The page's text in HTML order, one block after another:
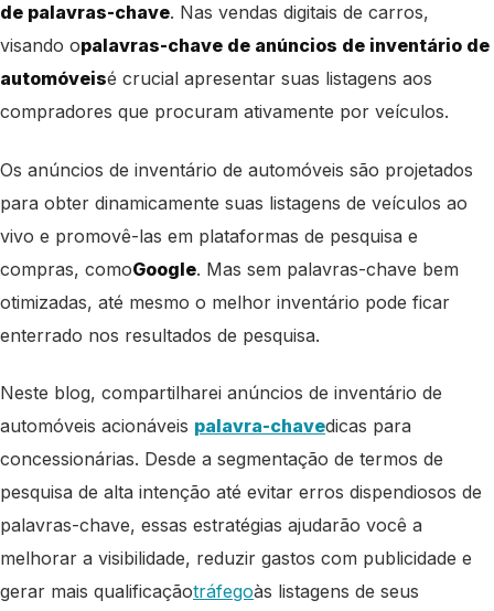
de palavras-chave. Nas vendas digitais de carros,
visando opalavras-chave de anúncios de inventário de
automóveisé crucial apresentar suas listagens aos
compradores que procuram ativamente por veículos.
Os anúncios de inventário de automóveis são projetados
para obter dinamicamente suas listagens de veículos ao
vivo e promovê-las em plataformas de pesquisa e
compras, comoGoogle. Mas sem palavras-chave bem
otimizadas, até mesmo o melhor inventário pode ficar
enterrado nos resultados de pesquisa.
Neste blog, compartilharei anúncios de inventário de
automóveis acionáveis ​​ palavra-chavedicas para
concessionárias. Desde a segmentação de termos de
pesquisa de alta intenção até evitar erros dispendiosos de
palavras-chave, essas estratégias ajudarão você a
melhorar a visibilidade, reduzir gastos com publicidade e
gerar mais qualificaçãotráfegoàs listagens de seus